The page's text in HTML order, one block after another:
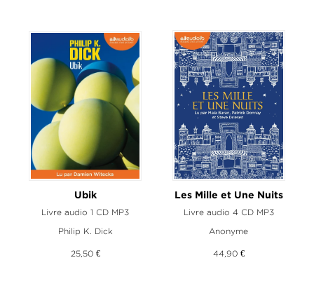
Ubik
Livre audio 1 CD MP3
Philip K. Dick
25,50 €
Les Mille et Une Nuits
Livre audio 4 CD MP3
Anonyme
44,90 €